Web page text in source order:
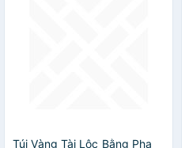
Túi Vàng Tài Lộc Bằng Pha